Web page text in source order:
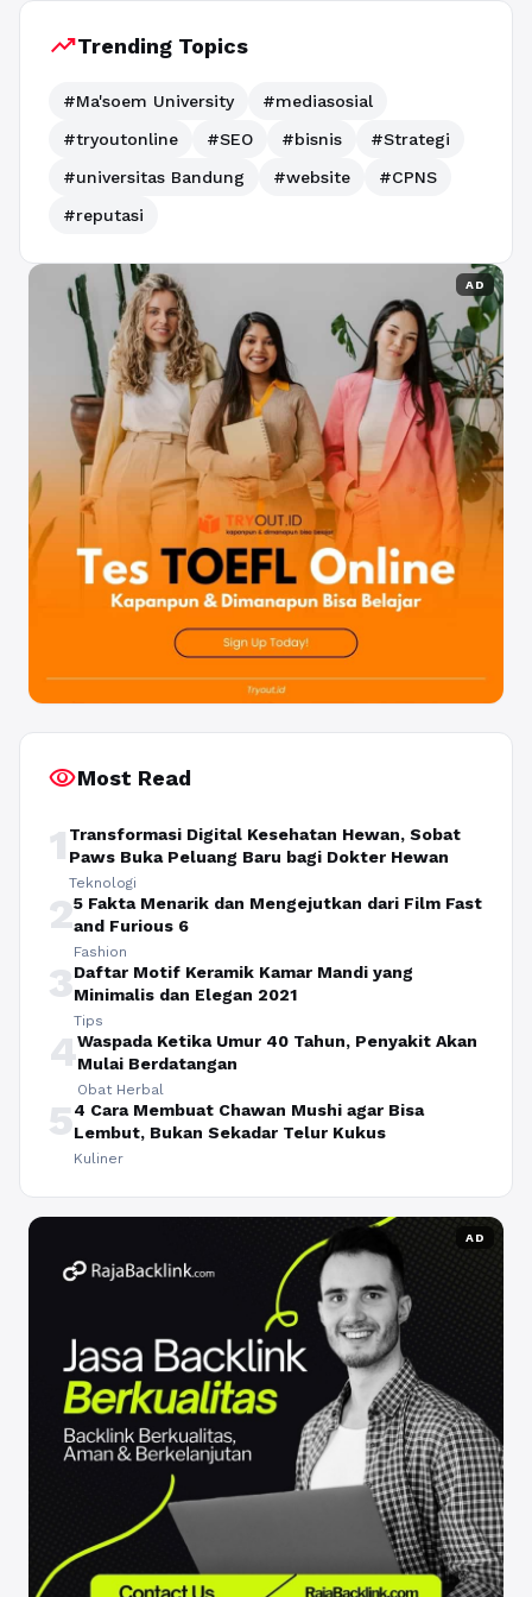
trending_upTrending Topics
#Ma'soem University
#mediasosial
#tryoutonline
#SEO #bisnis
#Strategi
#universitas Bandung
#website
#CPNS
#reputasi
AD
visibilityMost Read
1 Transformasi Digital Kesehatan Hewan, Sobat
Paws Buka Peluang Baru bagi Dokter Hewan
Teknologi
25 Fakta Menarik dan Mengejutkan dari Film Fast
and Furious 6
Fashion
3Daftar Motif Keramik Kamar Mandi yang
Minimalis dan Elegan 2021
Tips
4Waspada Ketika Umur 40 Tahun, Penyakit Akan
Mulai Berdatangan
Obat Herbal
54 Cara Membuat Chawan Mushi agar Bisa
Lembut, Bukan Sekadar Telur Kukus
Kuliner
AD